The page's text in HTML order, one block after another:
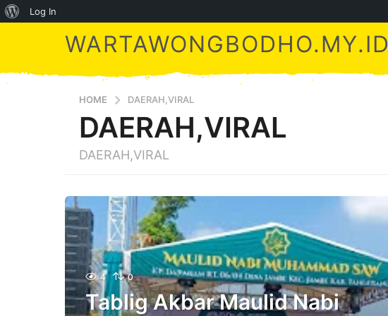
About
WordPress
Log In
WARTAWONGBODHO.MY.ID
HOME DAERAH,VIRAL
DAERAH,VIRAL
DAERAH,VIRAL
4 0
Tablig Akbar Maulid Nabi